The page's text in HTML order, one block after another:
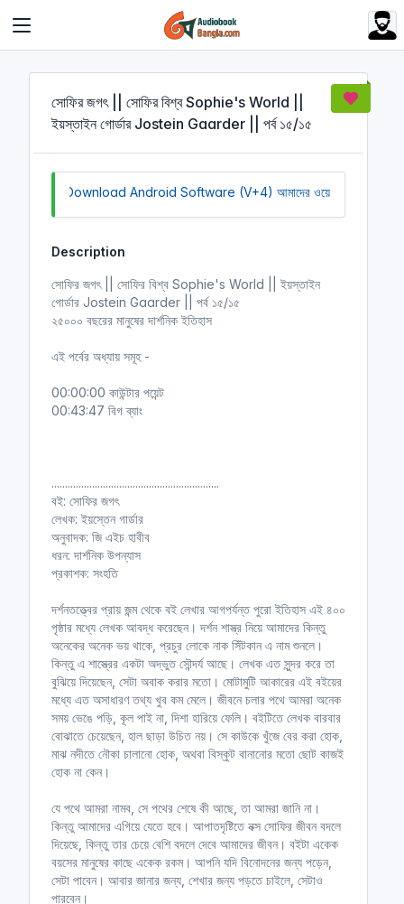
সোফির জগৎ || সোফির বিশ্ব Sophie's World ||
ইয়স্তাইন গোর্ডার Jostein Gaarder || পর্ব ১৫/১৫
Click to Download Android Software (V+4) আমাদের ওয়েবসাইট সচল
Description
সোফির জগৎ || সোফির বিশ্ব Sophie's World || ইয়স্তাইন
গোর্ডার Jostein Gaarder || পর্ব ১৫/১৫
২৫০০০ বছরের মানুষের দার্শনিক ইতিহাস
এই পর্বের অধ্যায় সমূহ -
00:00:00 কাউন্টার পয়েন্ট
00:43:47 বিগ ব্যাং
..............................................................
বই: সোফির জগৎ
লেখক: ইয়স্তেন গার্ডার
অনুবাদক: জি এইচ হাবীব
ধরন: দার্শনিক উপন্যাস
প্রকাশক: সংহতি
দর্শনতত্ত্বের প্রায় জন্ম থেকে বই লেখার আগপর্যন্ত পুরো ইতিহাস এই ৪০০
পৃষ্ঠার মধ্যে লেখক আবদ্ধ করেছেন। দর্শন শাস্ত্র নিয়ে আমাদের কিন্তু
অনেকের অনেক ভয় থাকে, প্রচুর লোকে নাক সিঁটকান এ নাম শুনলে।
কিন্তু এ শাস্ত্রের একটা অদ্ভুত সৌন্দর্য আছে। লেখক এত সুন্দর করে তা
বুঝিয়ে দিয়েছেন, সেটা অবাক করার মতো। মোটামুটি আকারের এই বইয়ের
মধ্যে এত অসাধারণ তথ্য খুব কম মেলে। জীবনে চলার পথে আমরা অনেক
সময় ভেঙে পড়ি, কূল পাই না, দিশা হারিয়ে ফেলি। বইটিতে লেখক বারবার
বোঝাতে চেয়েছেন, হাল ছাড়া উচিত নয়। সে কাউকে খুঁজে বের করা হোক,
মাঝ নদীতে নৌকা চালানো হোক, অথবা বিস্কুট বানানোর মতো ছোট কাজই
হোক না কেন।
যে পথে আমরা নামব, সে পথের শেষে কী আছে, তা আমরা জানি না।
কিন্তু আমাদের এগিয়ে যেতে হবে। আপাতদৃষ্টিতে নক্স সোফির জীবন বদলে
দিয়েছে, কিন্তু তার চেয়ে বেশি বদলে দেবে আমাদের জীবন। বইটা একেক
বয়সের মানুষের কাছে একেক রকম। আপনি যদি বিনোদনের জন্য পড়েন,
সেটা পাবেন। আবার জানার জন্য, শেখার জন্য পড়তে চাইলে, সেটাও
পারবেন।